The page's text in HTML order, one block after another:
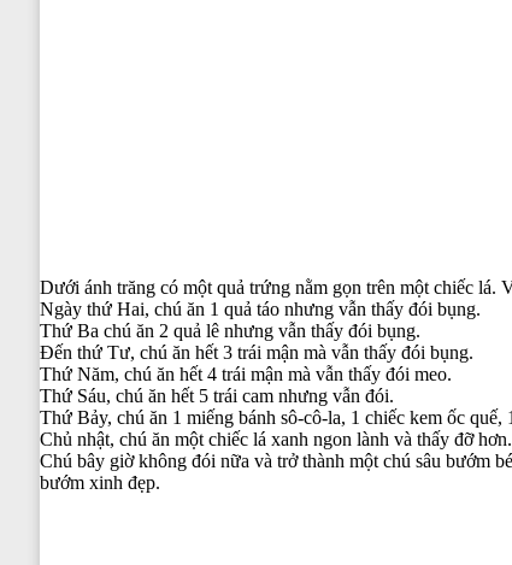
Dưới ánh trăng có một quả trứng nằm gọn trên một chiếc lá.
Ngày thứ Hai, chú ăn 1 quả táo nhưng vẫn thấy đói bụng.
Thứ Ba chú ăn 2 quả lê nhưng vẫn thấy đói bụng.
Đến thứ Tư, chú ăn hết 3 trái mận mà vẫn thấy đói bụng.
Thứ Năm, chú ăn hết 4 trái mận mà vẫn thấy đói meo.
Thứ Sáu, chú ăn hết 5 trái cam nhưng vẫn đói.
Thứ Bảy, chú ăn 1 miếng bánh sô-cô-la, 1 chiếc kem ốc
Chủ nhật, chú ăn một chiếc lá xanh ngon lành và thấy đỡ hơn.
Chú bây giờ không đói nữa và trở thành một chú sâu bướm
bướm xinh đẹp.